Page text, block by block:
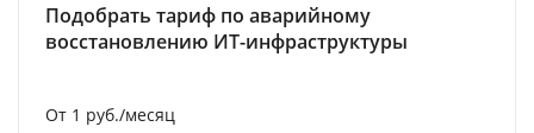
Подобрать тариф по аварийному
восстановлению ИТ-инфраструктуры
От 1 руб./месяц